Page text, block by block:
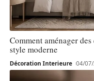
Comment aménager
style moderne
Décoration Interieure 04/